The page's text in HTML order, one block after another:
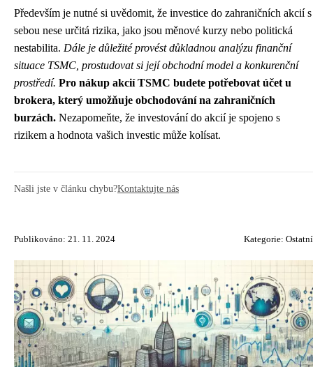
Především je nutné si uvědomit, že investice do zahraničních akcií s
sebou nese určitá rizika, jako jsou měnové kurzy nebo politická
nestabilita. Dále je důležité provést důkladnou analýzu finanční
situace TSMC, prostudovat si její obchodní model a konkurenční
prostředí. Pro nákup akcií TSMC budete potřebovat účet u
brokera, který umožňuje obchodování na zahraničních
burzách. Nezapomeňte, že investování do akcií je spojeno s
rizikem a hodnota vašich investic může kolísat.
Našli jste v článku chybu?Kontaktujte nás
Publikováno: 21. 11. 2024 Kategorie: Ostatní